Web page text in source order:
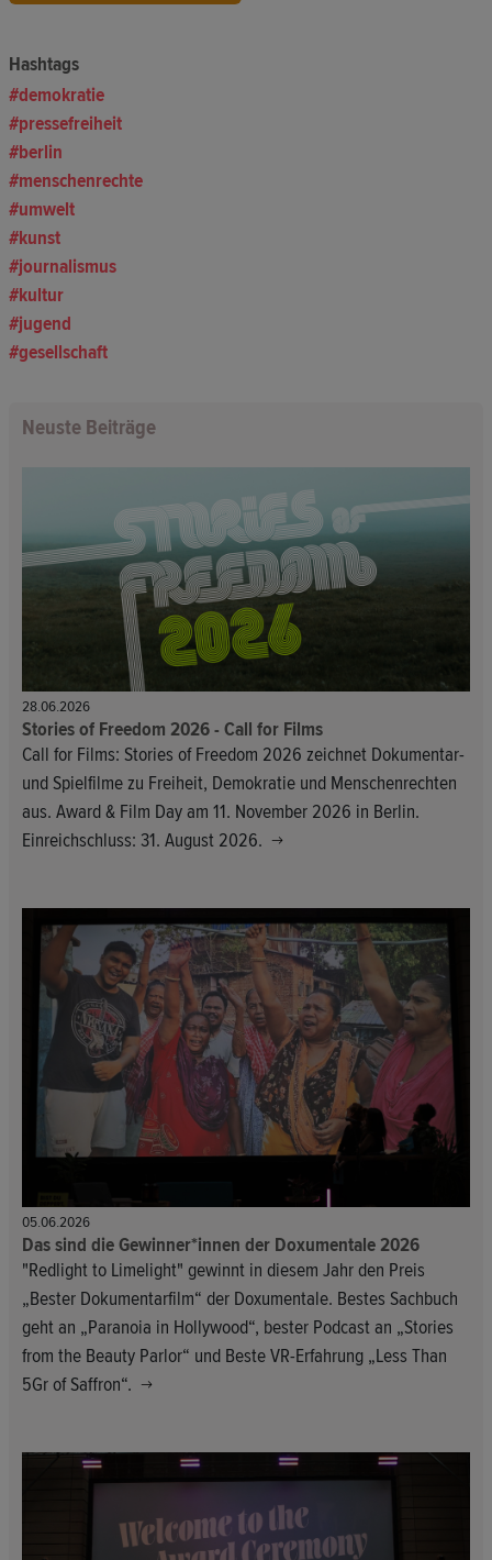
Hashtags
demokratie
pressefreiheit
berlin
menschenrechte
umwelt
kunst
journalismus
kultur
jugend
gesellschaft
Neuste Beiträge
28.06.2026
Stories of Freedom 2026 - Call for Films
Call for Films: Stories of Freedom 2026 zeichnet Dokumentar-
und Spielfilme zu Freiheit, Demokratie und Menschenrechten
aus. Award & Film Day am 11. November 2026 in Berlin.
Einreichschluss: 31. August 2026.
05.06.2026
Das sind die Gewinner*innen der Doxumentale 2026
"Redlight to Limelight" gewinnt in diesem Jahr den Preis
„Bester Dokumentarfilm“ der Doxumentale. Bestes Sachbuch
geht an „Paranoia in Hollywood“, bester Podcast an „Stories
from the Beauty Parlor“ und Beste VR-Erfahrung „Less Than
5Gr of Saffron“.